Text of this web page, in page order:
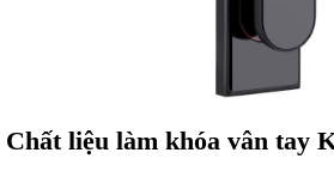
Chất liệu làm khóa vân tay